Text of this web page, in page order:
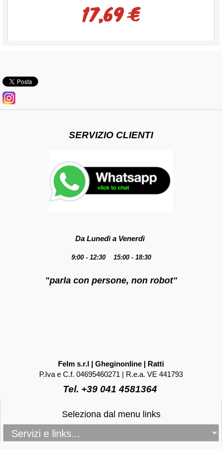
17,69 €
SERVIZIO CLIENTI
Da Lunedì a Venerdì
9:00 - 12:30 15:00 - 18:30
"parla con persone, non robot"
Felm s.r.l | Gheginonline | Ratti
P.Iva e C.f. 04695460271 | R.e.a. VE 441793
Tel. +39 041 4581364
Seleziona dal menu links